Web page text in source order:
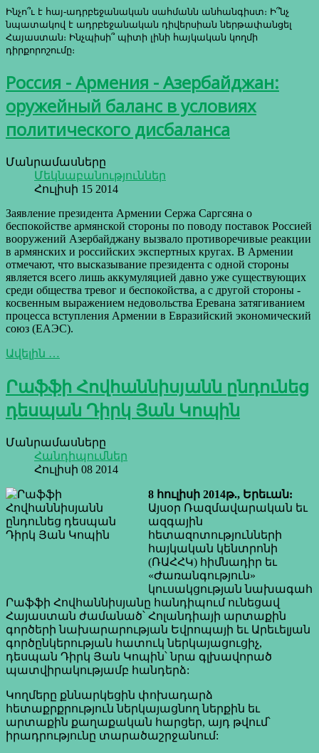
Ինչո՞ւ է հայ-ադրբեջանական սահմանն անհանգիստ։ Ի՞նչ
նպատակով է ադրբեջանական դիվերսիան ներթափանցել
Հայաստան։ Ինչպիսի՞ պիտի լինի հայկական կողմի
դիրքորոշումը։
Россия - Армения - Азербайджан:
оружейный баланс в условиях
политического дисбаланса
Մանրամասները
Մեկնաբանություններ
Հուլիսի 15 2014
Заявление президента Армении Сержа Саргсяна о
беспокойстве армянской стороны по поводу поставок Россией
вооружений Азербайджану вызвало противоречивые реакции
в армянских и российских экспертных кругах. В Армении
отмечают, что высказывание президента с одной стороны
является всего лишь аккумуляцией давно уже существующих
среди общества тревог и беспокойства, а с другой стороны -
косвенным выражением недовольства Еревана затягиванием
процесса вступления Армении в Евразийский экономический
союз (ЕАЭС).
Ավելին …
Րաֆֆի Հովհաննիսյանն ընդունեց
դեսպան Դիրկ Յան Կոպին
Մանրամասները
Հանդիպումներ
Հուլիսի 08 2014
8 հուլիսի 2014թ., Երեւան:
Այսօր Ռազմավարական եւ
ազգային
հետազոտությունների
հայկական կենտրոնի
(ՌԱՀՀԿ) հիմնադիր եւ
«Ժառանգություն»
կուսակցության նախագահ
Րաֆֆի Հովհաննիսյանը հանդիպում ունեցավ
Հայաստան ժամանած՝ Հոլանդիայի արտաքին
գործերի նախարարության Եվրոպայի եւ Արեւելյան
գործընկերության հատուկ ներկայացուցիչ,
դեսպան Դիրկ Յան Կոպին՝ նրա գլխավորած
պատվիրակությամբ հանդերձ:
Կողմերը քննարկեցին փոխադարձ
հետաքրքրություն ներկայացնող ներքին եւ
արտաքին քաղաքական հարցեր, այդ թվում՝
իրադրությունը տարածաշրջանում: